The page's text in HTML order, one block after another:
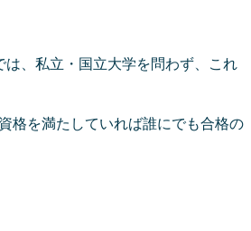
、私立・国立大学を問わず、これ
格を満たしていれば誰にでも合格の